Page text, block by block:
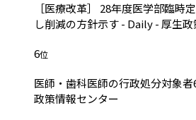
［医療改革］ 28年度医学部臨時
し削減の方針示す - Daily - 厚生
6位
医師・歯科医師の行政処分対象
政策情報センター